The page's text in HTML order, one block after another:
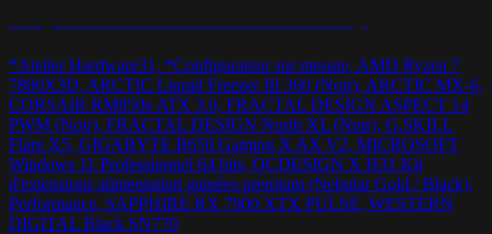
*Atelier Hardware31, *Configurateur sur mesure, AMD Ryzen 7
7800X3D, ARCTIC Liquid Freezer III 360 (Noir), ARCTIC MX-6,
CORSAIR RM850e ATX 3.0, FRACTAL DESIGN ASPECT 14
PWM (Noir), FRACTAL DESIGN North XL (Noir), G.SKILL
Flare X5, GIGABYTE B650 Gaming X AX V2, MICROSOFT
Windows 11 Professionnel 64 bits, OCDESIGN X H31 Kit
d'extensions alimentation gainées premium (Nebular Gold / Black),
Performance, SAPPHIRE RX 7900 XTX PULSE, WESTERN
DIGITAL Black SN770